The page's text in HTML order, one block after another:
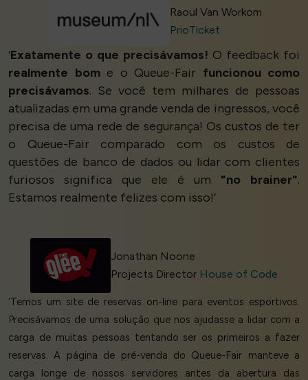
Raoul Van Workom
PrioTicket
‘Exatamente o que precisávamos! O feedback foi
realmente bome o Queue-Fair funcionou como
precisávamos. Se você tem milhares de pessoas
atualizadas em uma grande venda de ingressos, você
precisa de uma rede de segurança! Os custos de ter
o Queue-Fair comparado com os custos de
questões de banco de dados ou lidar com clientes
furiosos significa que ele é um "no brainer".
Estamos realmente felizes com isso!’
Jonathan Noone
Projects Director House of Code
‘Temos um site de reservas on-line para eventos esportivos.
Precisávamos de uma solução que nos ajudasse a lidar com a
carga de muitas pessoas tentando ser os primeiros a fazer
reservas. A página de pré-venda do Queue-Fair manteve a
carga longe de nossos servidores antes da abertura das